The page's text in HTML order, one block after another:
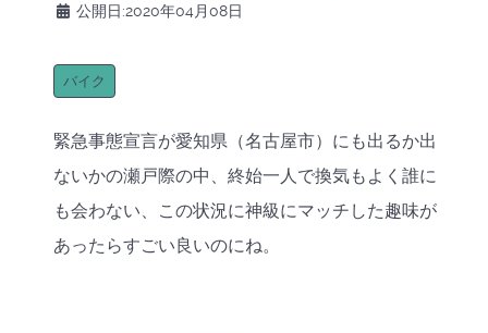
公開日:2020年04月08日
バイク
緊急事態宣言が愛知県（名古屋市）にも出るか出
ないかの瀬戸際の中、終始一人で換気もよく誰に
も会わない、この状況に神級にマッチした趣味が
あったらすごい良いのにね。